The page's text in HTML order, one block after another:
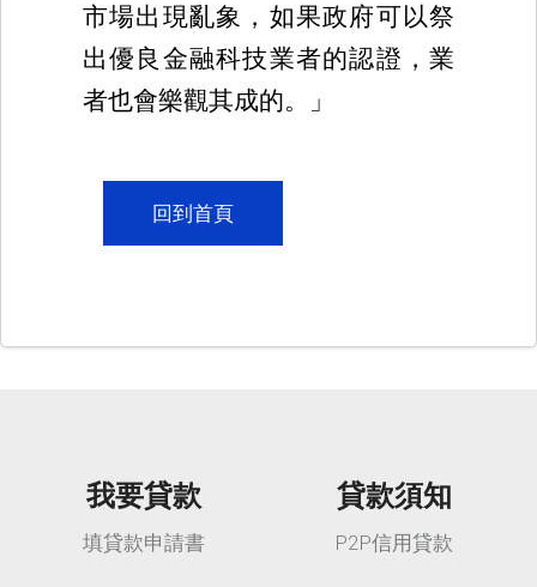
市場出現亂象，如果政府可以祭
出優良金融科技業者的認證，業
者也會樂觀其成的。」
回到首頁
我要貸款
填貸款申請書
貸款須知
P2P信用貸款